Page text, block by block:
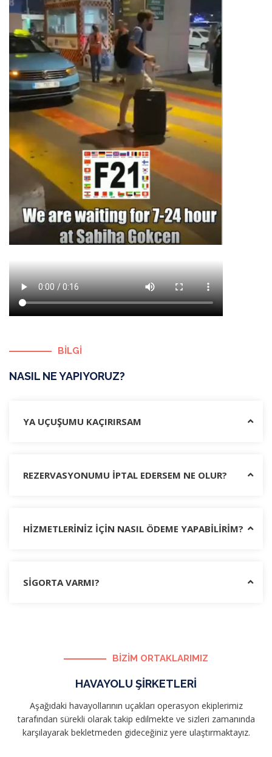
BİLGİ
NASIL NE YAPIYORUZ?
YA UÇUŞUMU KAÇIRIRSAM
REZERVASYONUMU İPTAL EDERSEM NE OLUR?
HİZMETLERİNİZ İÇİN NASIL ÖDEME YAPABİLİRİM?
SİGORTA VARMI?
BİZİM ORTAKLARIMIZ
HAVAYOLU ŞİRKETLERİ
Aşağıdaki havayollarının uçakları operasyon ekiplerimiz
tarafından sürekli olarak takip edilmekte ve sizleri zamanında
karşılayarak bekletmeden gideceğiniz yere ulaştırmaktayız.